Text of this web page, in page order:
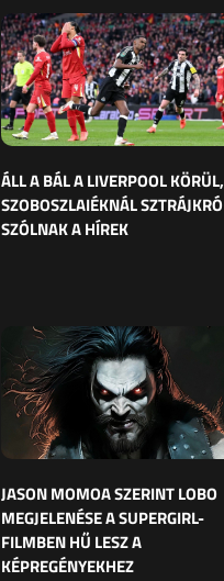
ÁLL A BÁL A LIVERPOOL KÖRÜL,
SZOBOSZLAIÉKNÁL
SZÓLNAK A HÍREK
JASON MOMOA SZERINT LOBO
MEGJELENÉSE A SUPERGIRL-
FILMBEN HŰ LESZ A
KÉPREGÉNYEKHEZ